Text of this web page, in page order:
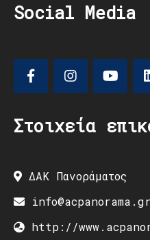
Social Media
Στοιχεία
ΔΑΚ Πανοράματος
info@acpanorama.gr
http://